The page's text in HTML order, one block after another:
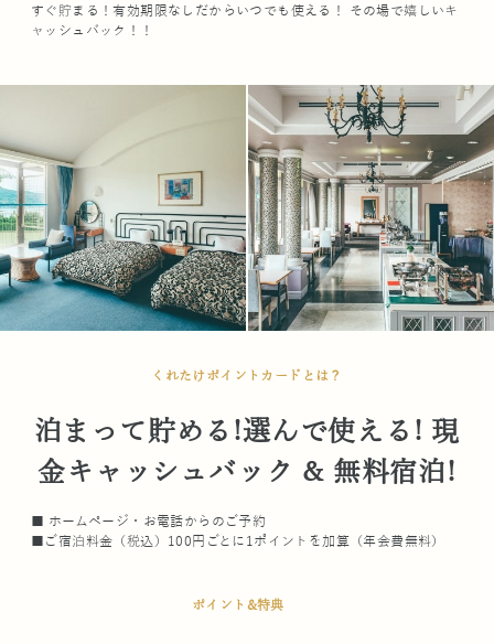
すぐ貯まる！有効期限なしだからいつでも使える！ その場で嬉しいキ
ャッシュバック！！
くれたけポイントカードとは？
泊まって貯める!選んで使える! 現
金キャッシュバック & 無料宿泊!
■ ホームページ・お電話からのご予約
■ご宿泊料金（税込）100円ごとに1ポイントを加算（年会費無料）
ポイント&特典